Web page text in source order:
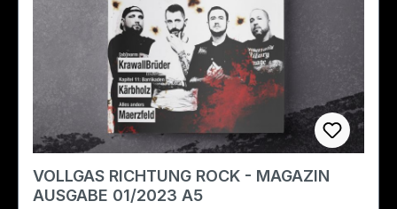
VOLLGAS RICHTUNG ROCK - MAGAZIN
AUSGABE 01/2023 A5